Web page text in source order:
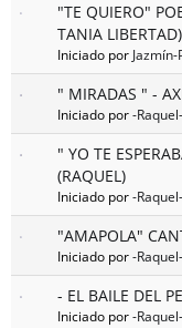
"TE QUIERO"
TANIA
Iniciado por
" MIRADAS " -
Iniciado por-Raquel-
" YO TE
(RAQUEL)
Iniciado por-Raquel-
"AMAPOLA"
Iniciado por-Raquel-
- EL BAILE DEL
Iniciado por-Raquel-